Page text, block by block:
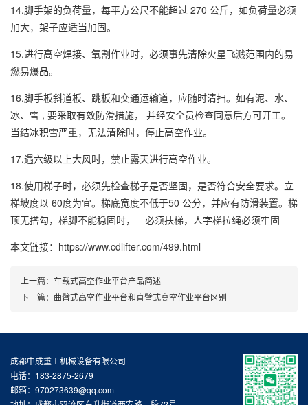
14.脚手架的负荷量，每平方公尺不能超过 270 公斤，如负荷量必须
加大，架子应适当加固。
15.进行高空焊接、氧割作业时，必须事先清除火星飞溅范围内的易
燃易爆品。
16.脚手板斜道板、跳板和交通运输道，应随时清扫。如有泥、水、
冰、雪 , 要采取有效防滑措施， 并经安全员检查同意后方可开工。
当结冰积雪严重，无法清除时，停止高空作业。
17.遇六级以上大风时，禁止露天进行高空作业。
18.使用梯子时，必须先检查梯子是否坚固，是否符合安全要求。立
梯坡度以 60度为宜。梯底宽度不低于50 公分，并应有防滑装置。梯
顶无搭勾，梯脚不能稳固时， 必须扶梯，人字梯拉绳必须牢固
本文链接：https://www.cdlifter.com/499.html
上一篇： 车载式高空作业平台产品简述
下一篇： 曲臂式高空作业平台和直臂式高空作业平台区别
成都中成重工机械设备有限公司
电话：183-2875-2679
邮箱：970273639@qq.com